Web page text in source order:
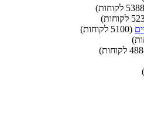
(5100 לקוחות)